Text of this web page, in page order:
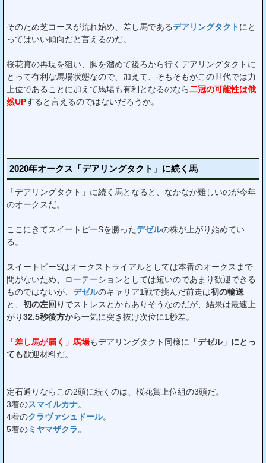
そのため芝コースが荒れ始め、差し馬であるデアリングタクトにと
ってはいい傾向だと言えるのだ。
桜花賞の再現を狙い、脚を溜めて後ろから行くデアリングタクトに
とって有利な馬場状態なので、加えて、そもそもがこの世代では力
上位であることに加えて馬場も有利となるのなら二冠の可能性は俄
然UPすると言えるのではないだろうか。
2020年オークス「デアリングタクト」に続く馬
「デアリングタクト」に続く馬となると、なかなか難しいのが今年
のオークスだ。
ここにきてスイートピーSを勝ったデゼルの株が上がり始めてい
る。
スイートピーSはオークストライアルとしては本番のオークスまで
間がないため、ローテーションとしては短いのであまり歓迎できる
ものではないが、 デゼルのキャリア1戦で挑んだ前走は初の輸送
と、 初の左回り でストレスとかもありそうなのだが、結果は最速上
がり32.5秒後方から一気に突き抜け次位に1秒差。
「差し馬が届く」馬場もデアリングタクト同様に
「デゼル」にとっ
ても歓迎材料だ。
定石通りならこの2頭に続くのは、桜花賞上位組の3頭だ。
3着のスマイルカナ。
4着のクラヴァシュドール。
5着のミヤマザクラ 。